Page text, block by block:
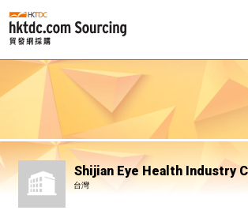
Shijian Eye Health Industry
台灣